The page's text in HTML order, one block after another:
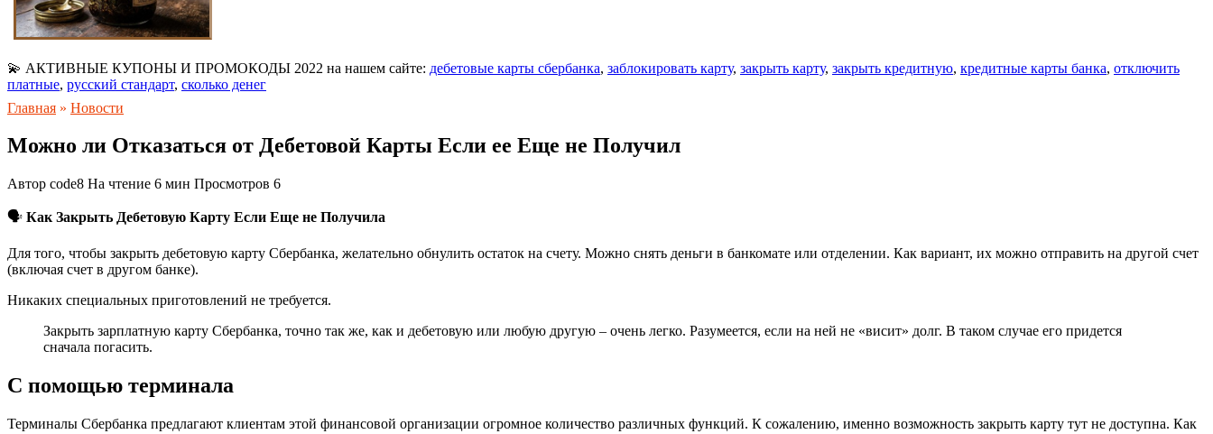
💫 АКТИВНЫЕ КУПОНЫ И ПРОМОКОДЫ 2022 на нашем сайте: дебетовые карты сбербанка, заблокировать карту, закрыть карту, закрыть кредитную, кредитные карты банка, отключить
платные, русский стандарт, сколько денег
Главная » Новости
Можно ли Отказаться от Дебетовой Карты Если ее Еще не Получил
Автор code8 На чтение 6 мин Просмотров 6
🗣 Как Закрыть Дебетовую Карту Если Еще не Получила
Для того, чтобы закрыть дебетовую карту Сбербанка, желательно обнулить остаток на счету. Можно снять деньги в банкомате или отделении. Как вариант, их можно отправить на другой счет
(включая счет в другом банке).
Никаких специальных приготовлений не требуется.
Закрыть зарплатную карту Сбербанка, точно так же, как и дебетовую или любую другую – очень легко. Разумеется, если на ней не «висит» долг. В таком случае его придется
сначала погасить.
С помощью терминала
Терминалы Сбербанка предлагают клиентам этой финансовой организации огромное количество различных функций. К сожалению, именно возможность закрыть карту тут не доступна. Как